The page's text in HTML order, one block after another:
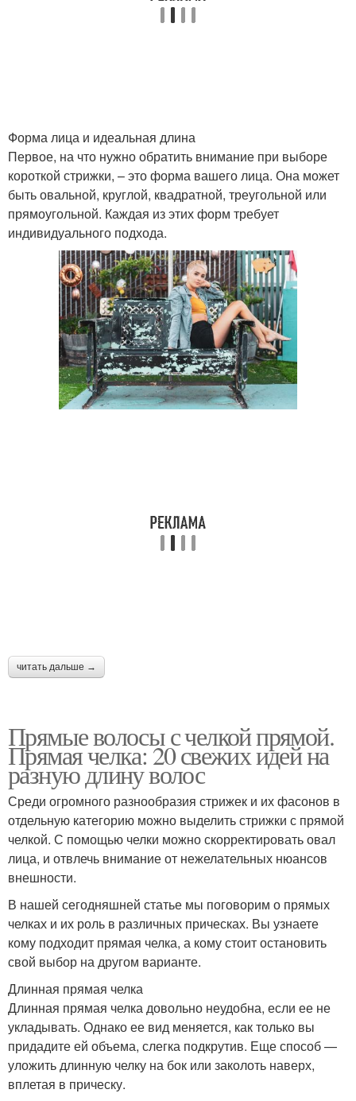
Форма лица и идеальная длина
Первое, на что нужно обратить внимание при выборе
короткой стрижки, – это форма вашего лица. Она может
быть овальной, круглой, квадратной, треугольной или
прямоугольной. Каждая из этих форм требует
индивидуального подхода.
читать дальше →
Прямые волосы с челкой прямой.
Прямая челка: 20 свежих идей на
разную длину волос
Среди огромного разнообразия стрижек и их фасонов в
отдельную категорию можно выделить стрижки с прямой
челкой. С помощью челки можно скорректировать овал
лица, и отвлечь внимание от нежелательных нюансов
внешности.
В нашей сегодняшней статье мы поговорим о прямых
челках и их роль в различных прическах. Вы узнаете
кому подходит прямая челка, а кому стоит остановить
свой выбор на другом варианте.
Длинная прямая челка
Длинная прямая челка довольно неудобна, если ее не
укладывать. Однако ее вид меняется, как только вы
придадите ей объема, слегка подкрутив. Еще способ —
уложить длинную челку на бок или заколоть наверх,
вплетая в прическу.